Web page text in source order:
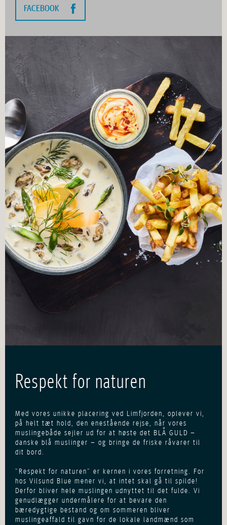
FACEBOOK
Respekt for naturen
Med vores unikke placering ved Limfjorden, oplever vi,
på helt tæt hold, den enestående rejse, når vores
muslingebåde sejler ud for at høste det BLÅ GULD –
danske blå muslinger – og bringe de friske råvarer til
dit bord.
”Respekt for naturen” er kernen i vores forretning. For
hos Vilsund Blue mener vi, at intet skal gå til spilde!
Derfor bliver hele muslingen udnyttet til det fulde. Vi
genudlægger undermålere for at bevare den
bæredygtige bestand og om sommeren bliver
muslingeaffald til gavn for de lokale landmænd som